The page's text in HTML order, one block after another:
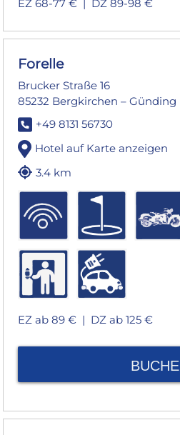
EZ 68-77 € | DZ 89-98 €
Forelle
Brucker Straße 16
85232 Bergkirchen – Günding
+49 8131 56730
Hotel auf Karte anzeigen
3.4 km
EZ ab 89 € | DZ ab 125 €